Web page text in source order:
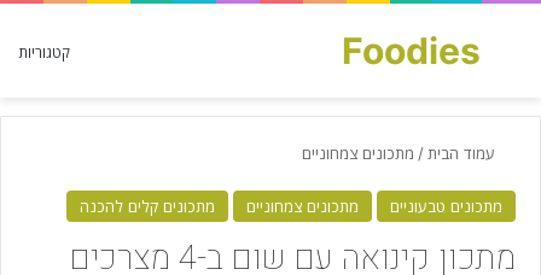
קטגוריות Foodies
חפש עבור
עמוד הבית / מתכונים צמחוניים
מתכונים טבעוניים מתכונים צמחוניים מתכונים קלים להכנה
מתכון קינואה עם שום ב-4 מצרכים